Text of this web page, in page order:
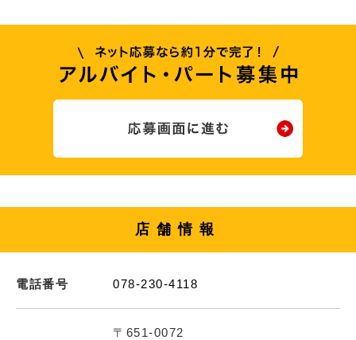
店舗情報
電話番号 078-230-4118
〒651-0072